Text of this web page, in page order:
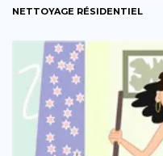
NETTOYAGE RÉSIDENTIEL